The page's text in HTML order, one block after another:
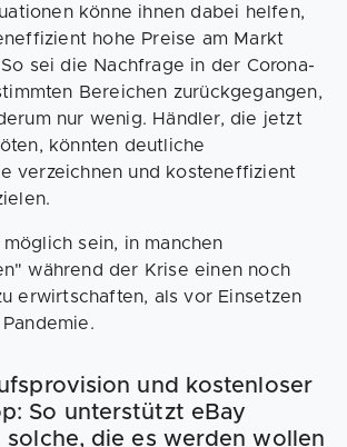
könne ihnen dabei helfen,
hohe Preise am Markt
sei die Nachfrage in der Corona-
Bereichen zurückgegangen,
nur wenig. Händler, die jetzt
könnten deutliche
verzeichnen und kosteneffizient
sein, in manchen
während der Krise einen noch
erwirtschaften, als vor Einsetzen
und kostenloser
So unterstützt eBay
solche, die es werden wollen